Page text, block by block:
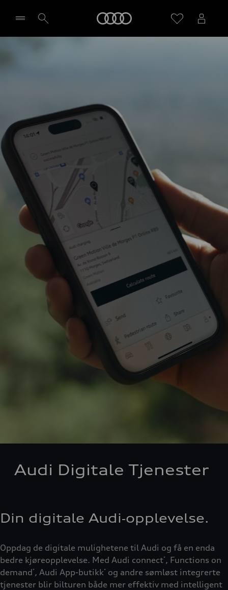
Audi Digitale Tjenester
Din digitale Audi‑opplevelse.
Oppdag de digitale mulighetene til Audi og få en enda
bedre kjøreopplevelse. Med Audi connect*, Functions on
demand*, Audi App-butikk* og andre sømløst integrerte
tjenester blir bilturen både mer effektiv med intelligent